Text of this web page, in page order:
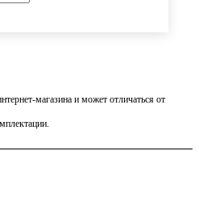
магазина и может отличаться от